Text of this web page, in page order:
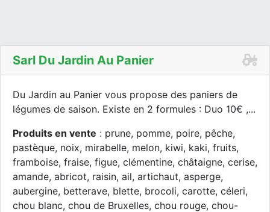
Sarl Du Jardin Au Panier
Du Jardin au Panier vous propose des paniers de
légumes de saison. Existe en 2 formules : Duo 10€ ,...
Produits en vente : prune, pomme, poire, pêche,
pastèque, noix, mirabelle, melon, kiwi, kaki, fruits,
framboise, fraise, figue, clémentine, châtaigne, cerise,
amande, abricot, raisin, ail, artichaut, asperge,
aubergine, betterave, blette, brocoli, carotte, céleri,
chou blanc, chou de Bruxelles, chou rouge, chou-